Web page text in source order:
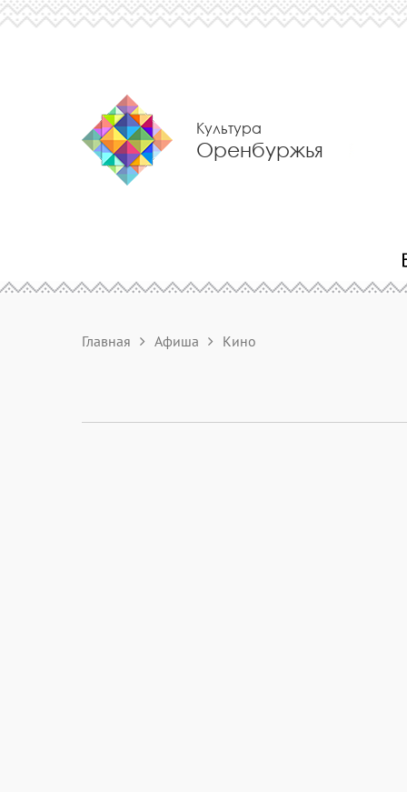
Культура
Оренбуржья
Главная Афиша Кино